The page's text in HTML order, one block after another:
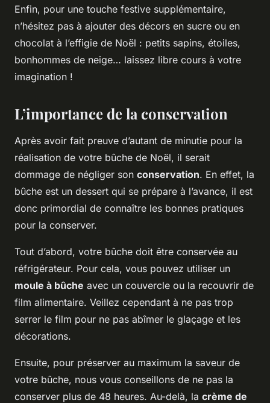
Enfin, pour une touche festive supplémentaire,
n’hésitez pas à ajouter des décors en sucre ou en
chocolat à l’effigie de Noël : petits sapins, étoiles,
bonhommes de neige… laissez libre cours à votre
imagination !
L’importance de la conservation
Après avoir fait preuve d’autant de minutie pour la
réalisation de votre bûche de Noël, il serait
dommage de négliger son conservation. En effet, la
bûche est un dessert qui se prépare à l’avance, il est
donc primordial de connaître les bonnes pratiques
pour la conserver.
Tout d’abord, votre bûche doit être conservée au
réfrigérateur. Pour cela, vous pouvez utiliser un
moule à bûche avec un couvercle ou la recouvrir de
film alimentaire. Veillez cependant à ne pas trop
serrer le film pour ne pas abîmer le glaçage et les
décorations.
Ensuite, pour préserver au maximum la saveur de
votre bûche, nous vous conseillons de ne pas la
conserver plus de 48 heures. Au-delà, la crème de